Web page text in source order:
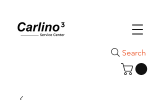
Search